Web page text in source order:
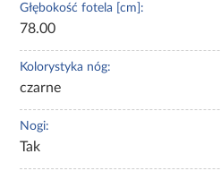
Głębokość fotela [cm]:
78.00
Kolorystyka nóg:
czarne
Nogi:
Tak